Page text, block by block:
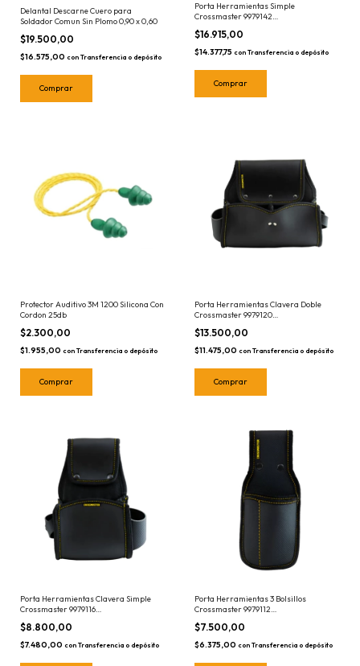
Delantal Descarne Cuero para
Soldador Comun Sin Plomo 0,90 x 0,60
$19.500,00
$16.575,00 con Transferencia o depósito
Porta Herramientas Simple
Crossmaster 9979142
Portaherramientas para cinturon
$16.915,00
$14.377,75 con Transferencia o depósito
Protector Auditivo 3M 1200 Silicona Con
Cordon 25db
$2.300,00
$1.955,00 con Transferencia o depósito
Porta Herramientas Clavera Doble
Crossmaster 9979120
Portaherramientas Negro
$13.500,00
$11.475,00 con Transferencia o depósito
Porta Herramientas Clavera Simple
Crossmaster 9979116
$8.800,00
$7.480,00 con Transferencia o depósito
Porta Herramientas 3 Bolsillos
Crossmaster 9979112
$7.500,00
$6.375,00 con Transferencia o depósito